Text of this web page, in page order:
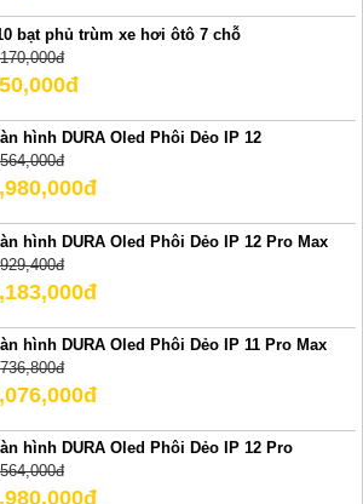
bạt phủ trùm xe hơi ôtô 7 chỗ
hình DURA Oled Phôi Dẻo IP 12
hình DURA Oled Phôi Dẻo IP 12 Pro Max
hình DURA Oled Phôi Dẻo IP 11 Pro Max
hình DURA Oled Phôi Dẻo IP 12 Pro